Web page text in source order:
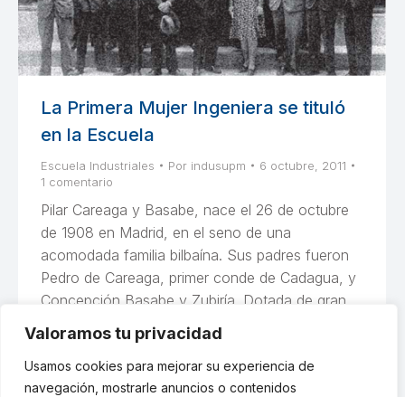
Valoramos tu privacidad
Usamos cookies para mejorar su experiencia de
navegación, mostrarle anuncios o contenidos
La Primera Mujer Ingeniera se tituló
en la Escuela
Escuela Industriales Por indusupm
6 octubre, 2011
1 comentario
Pilar Careaga y Basabe, nace el 26 de octubre
de 1908 en Madrid, en el seno de una
acomodada familia bilbaína. Sus padres fueron
Pedro de Careaga, primer conde de Cadagua, y
Concepción Basabe y Zubiría. Dotada de gran
inteligencia y determinación, emprendió los
estudios de ingeniería industrial en la Escuela de
Madrid, que termina…